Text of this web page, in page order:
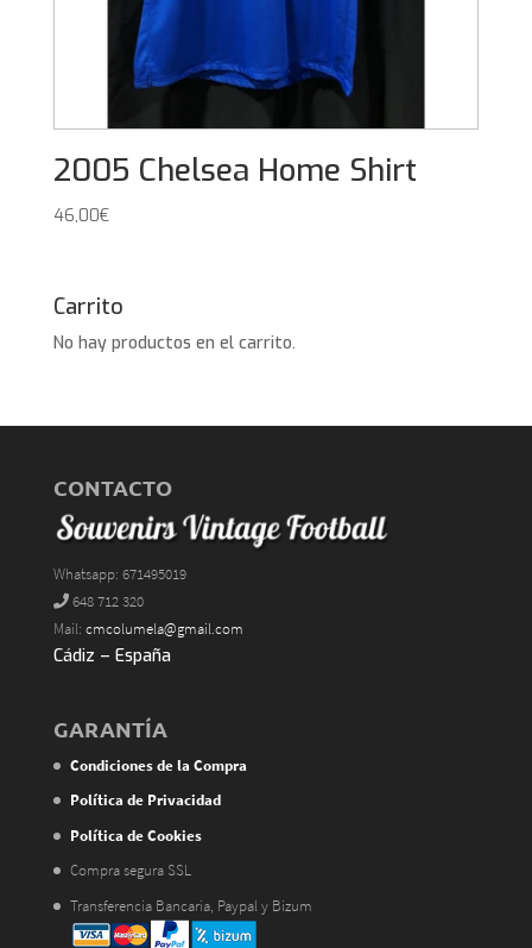
2005 Chelsea Home Shirt
46,00€
Carrito
No hay productos en el carrito.
CONTACTO
Whatsapp: 671495019
648 712 320
Mail: cmcolumela@gmail.com
Cádiz – España
GARANTÍA
Condiciones de la Compra
Política de Privacidad
Política de Cookies
Compra segura SSL
Transferencia Bancaria, Paypal y Bizum